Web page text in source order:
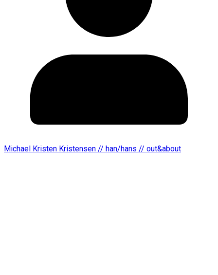
Michael Kristen Kristensen // han/hans // out&about